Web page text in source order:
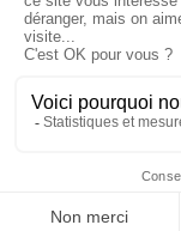
MENCIONES LEGALES